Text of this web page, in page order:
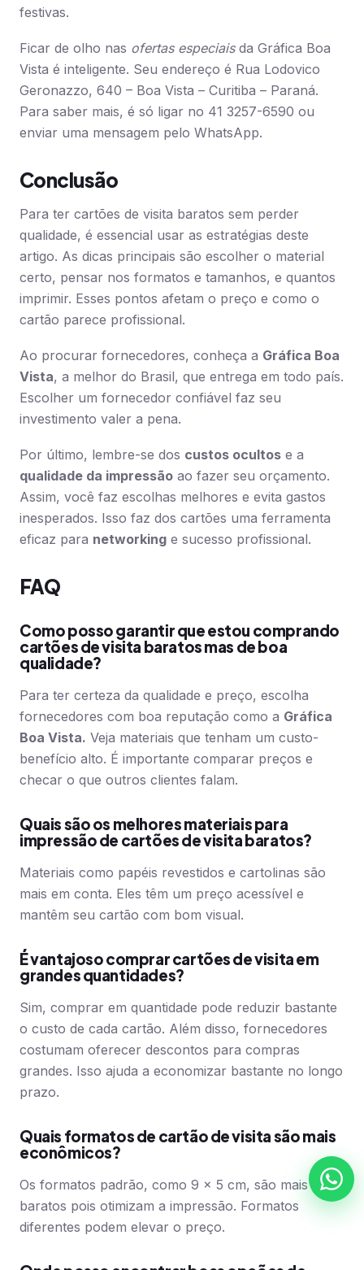
festivas.
Ficar de olho nas ofertas especiaisda Gráfica Boa
Vista é inteligente. Seu endereço é Rua Lodovico
Geronazzo, 640 – Boa Vista – Curitiba – Paraná.
Para saber mais, é só ligar no 41 3257-6590 ou
enviar uma mensagem pelo WhatsApp.
Conclusão
Para ter cartões de visita baratos sem perder
qualidade, é essencial usar as estratégias deste
artigo. As dicas principais são escolher o material
certo, pensar nos formatos e tamanhos, e quantos
imprimir. Esses pontos afetam o preço e como o
cartão parece profissional.
Ao procurar fornecedores, conheça a Gráfica Boa
Vista, a melhor do Brasil, que entrega em todo país.
Escolher um fornecedor confiável faz seu
investimento valer a pena.
Por último, lembre-se dos custos ocultos e a
qualidade da impressão ao fazer seu orçamento.
Assim, você faz escolhas melhores e evita gastos
inesperados. Isso faz dos cartões uma ferramenta
eficaz para networking e sucesso profissional.
FAQ
Como posso garantir que estou comprando
cartões de visita baratos mas de boa
qualidade?
Para ter certeza da qualidade e preço, escolha
fornecedores com boa reputação como a Gráfica
Boa Vista. Veja materiais que tenham um custo-
benefício alto. É importante comparar preços e
checar o que outros clientes falam.
Quais são os melhores materiais para
impressão de cartões de visita baratos?
Materiais como papéis revestidos e cartolinas são
mais em conta. Eles têm um preço acessível e
mantêm seu cartão com bom visual.
É vantajoso comprar cartões de visita em
grandes quantidades?
Sim, comprar em quantidade pode reduzir bastante
o custo de cada cartão. Além disso, fornecedores
costumam oferecer descontos para compras
grandes. Isso ajuda a economizar bastante no longo
prazo.
Quais formatos de cartão de visita são mais
econômicos?
Os formatos padrão, como 9 x 5 cm, são mais
baratos pois otimizam a impressão. Formatos
diferentes podem elevar o preço.